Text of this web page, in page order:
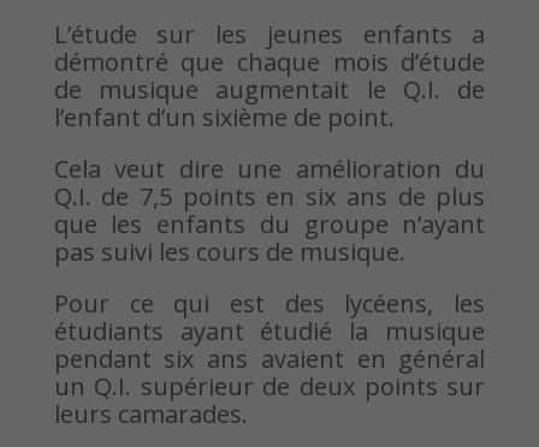
L’étude sur les jeunes enfants a
démontré que chaque mois d’étude
de musique augmentait le Q.I. de
l’enfant d’un sixième de point.
Cela veut dire une amélioration du
Q.I. de 7,5 points en six ans de plus
que les enfants du groupe n’ayant
pas suivi les cours de musique.
Pour ce qui est des lycéens, les
étudiants ayant étudié la musique
pendant six ans avaient en général
un Q.I. supérieur de deux points sur
leurs camarades.